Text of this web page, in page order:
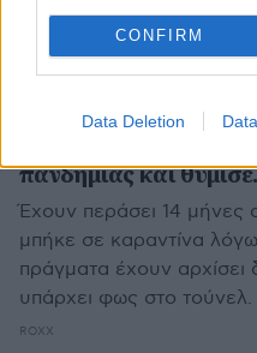
CONFIRM
Data Deletion
πανδημίας και
Έχουν περάσει 14
μπήκε σε καραντίνα
πράγματα έχουν αρχίσει
υπάρχει φως στο τούνελ.
ROXX